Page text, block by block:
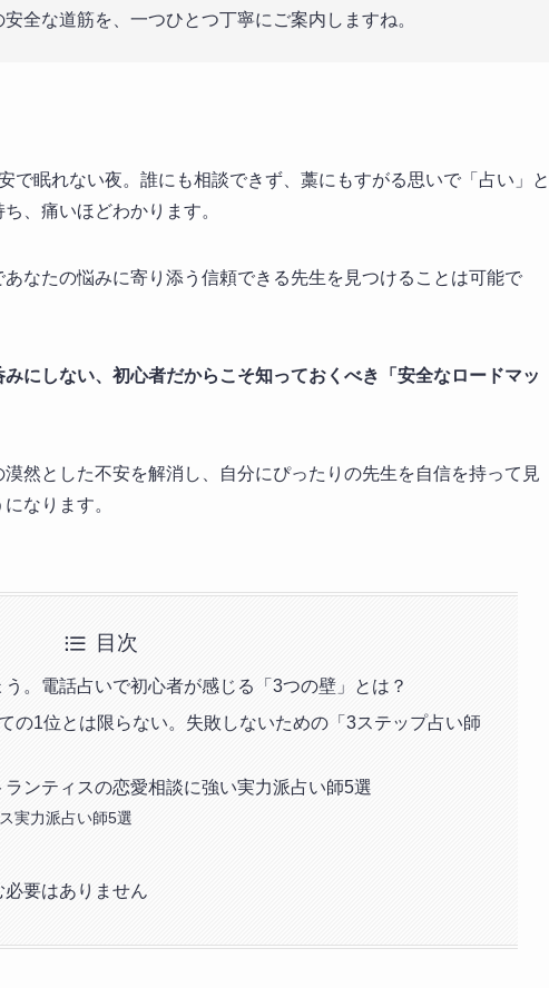
全な道筋を、一つひとつ丁寧にご案内しますね。
で眠れない夜。誰にも相談できず、藁にもすがる思いで「占い」と
、痛いほどわかります。
なたの悩みに寄り添う信頼できる先生を見つけることは可能で
にしない、初心者だからこそ知っておくべき「安全なロードマッ
然とした不安を解消し、自分にぴったりの先生を自信を持って見
なります。
目次
。電話占いで初心者が感じる「3つの壁」とは？
の1位とは限らない。失敗しないための「3ステップ占い師
ンティスの恋愛相談に強い実力派占い師5選
実力派占い師5選
要はありません